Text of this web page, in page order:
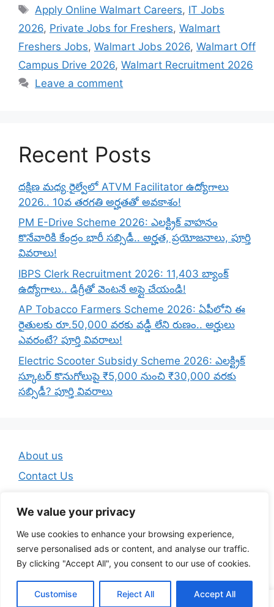
We value your privacy
We use cookies to enhance your browsing experience,
serve personalised ads or content, and analyse our traffic.
By clicking "Accept All", you consent to our use of cookies.
Customise Reject All Accept All
Tags
Apply Online Walmart Careers, IT Jobs
2026, Private Jobs for Freshers, Walmart
Freshers Jobs, Walmart Jobs 2026, Walmart Off
Campus Drive 2026, Walmart Recruitment 2026
Leave a comment
Recent Posts
దక్షిణ మధ్య రైల్వేలో ATVM Facilitator ఉద్యోగాలు
2026.. 10వ తరగతి అర్హతతో అవకాశం!
PM E-Drive Scheme 2026: ఎలక్ట్రిక్ వాహనం
కొనేవారికి కేంద్రం భారీ సబ్సిడీ.. అర్హత, ప్రయోజనాలు, పూర్తి
వివరాలు!
IBPS Clerk Recruitment 2026: 11,403 బ్యాంక్
ఉద్యోగాలు.. డిగ్రీతో వెంటనే అప్లై చేయండి!
AP Tobacco Farmers Scheme 2026: ఏపీలోని ఈ
రైతులకు రూ.50,000 వరకు వడ్డీ లేని రుణం.. అర్హులు
ఎవరంటే? పూర్తి వివరాలు!
Electric Scooter Subsidy Scheme 2026: ఎలక్ట్రిక్
స్కూటర్ కొనుగోలుపై ₹5,000 నుంచి ₹30,000 వరకు
సబ్సిడీ? పూర్తి వివరాలు
About us
Contact Us
Privacy Policy
Terms And Conditions
© 2026 Telugu Jobs Guru - Latest Telugu Job Updates
• Built withGeneratePress
WA Channel Telegram YouTube FB